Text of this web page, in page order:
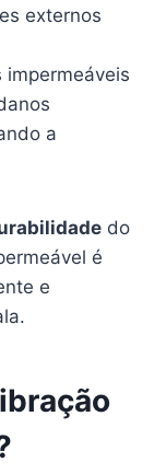
externos
impermeáveis
a
do
é
e